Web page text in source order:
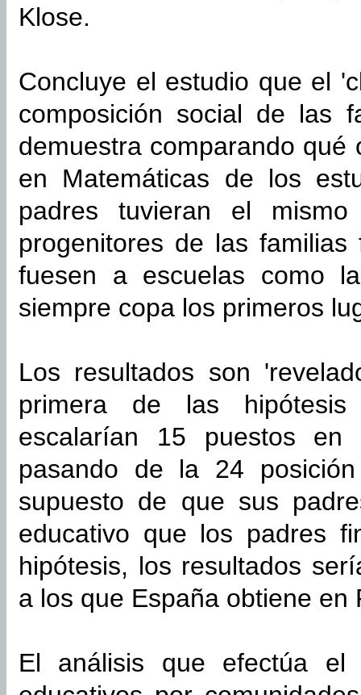
Klose.
Concluye el estudio que el
composición social de las
demuestra comparando
en Matemáticas de los
padres tuvieran el
progenitores de las
fuesen a escuelas como
siempre copa los primeros
Los resultados son
primera de las hipótesis
escalarían 15 puestos
pasando de la 24
supuesto de que sus
educativo que los padres
hipótesis, los resultados
a los que España obtiene en
El análisis que efectúa el